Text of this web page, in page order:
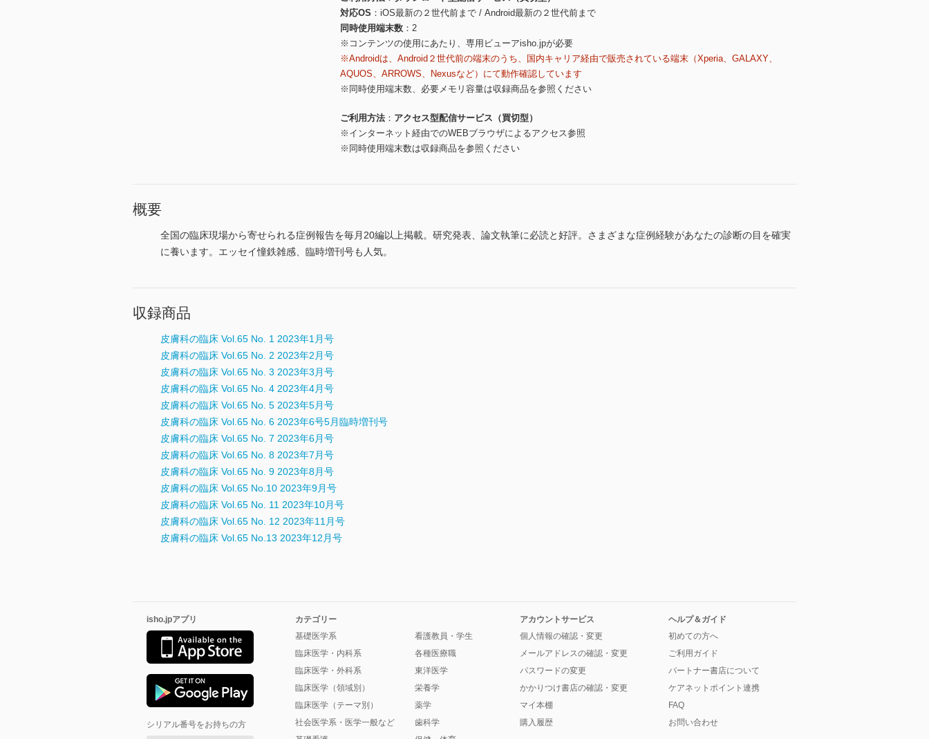
対応OS
iOS最新の２世代前まで / Android最新の２世代前まで
同時使用端末数
2
※コンテンツの使用にあたり、専用ビューアisho.jpが必要
※Androidは、Android２世代前の端末のうち、国内キャリア経由で販売されている端末（Xperia、GALAXY、
AQUOS、ARROWS、Nexusなど）にて動作確認しています
※同時使用端末数、必要メモリ容量は収録商品を参照ください
ご利用方法
アクセス型配信サービス（買切型）
※インターネット経由でのWEBブラウザによるアクセス参照
※同時使用端末数は収録商品を参照ください
概要
全国の臨床現場から寄せられる症例報告を毎月20編以上掲載。研究発表、論文執筆に必読と好評。さまざまな症例経験があなたの診断の目を確実
に養います。エッセイ憧鉄雑感、臨時増刊号も人気。
収録商品
皮膚科の臨床 Vol.65 No. 1 2023年1月号
皮膚科の臨床 Vol.65 No. 2 2023年2月号
皮膚科の臨床 Vol.65 No. 3 2023年3月号
皮膚科の臨床 Vol.65 No. 4 2023年4月号
皮膚科の臨床 Vol.65 No. 5 2023年5月号
皮膚科の臨床 Vol.65 No. 6 2023年6号5月臨時増刊号
皮膚科の臨床 Vol.65 No. 7 2023年6月号
皮膚科の臨床 Vol.65 No. 8 2023年7月号
皮膚科の臨床 Vol.65 No. 9 2023年8月号
皮膚科の臨床 Vol.65 No.10 2023年9月号
皮膚科の臨床 Vol.65 No. 11 2023年10月号
皮膚科の臨床 Vol.65 No. 12 2023年11月号
皮膚科の臨床 Vol.65 No.13 2023年12月号
isho.jpアプリ
シリアル番号をお持ちの方
カテゴリー
基礎医学系
臨床医学・内科系
臨床医学・外科系
臨床医学（領域別）
臨床医学（テーマ別）
社会医学系・医学一般など
看護教員・学生
各種医療職
東洋医学
栄養学
薬学
歯科学
アカウントサービス
個人情報の確認・変更
メールアドレスの確認・変更
パスワードの変更
かかりつけ書店の確認・変更
マイ本棚
購入履歴
ヘルプ＆ガイド
初めての方へ
ご利用ガイド
パートナー書店について
ケアネットポイント連携
FAQ
お問い合わせ